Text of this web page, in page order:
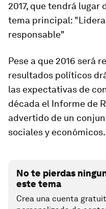
2017, que tendrá lugar
tema principal:
responsable"
Pese a que 2016 será
resultados políticos
las expectativas de
década el Informe de
advertido de un
sociales y económicos.
No te pierdas
este tema
Crea una cuenta